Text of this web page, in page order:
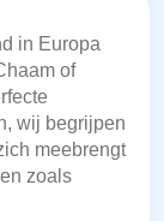
in Europa
of
wij begrijpen
meebrengt
zoals